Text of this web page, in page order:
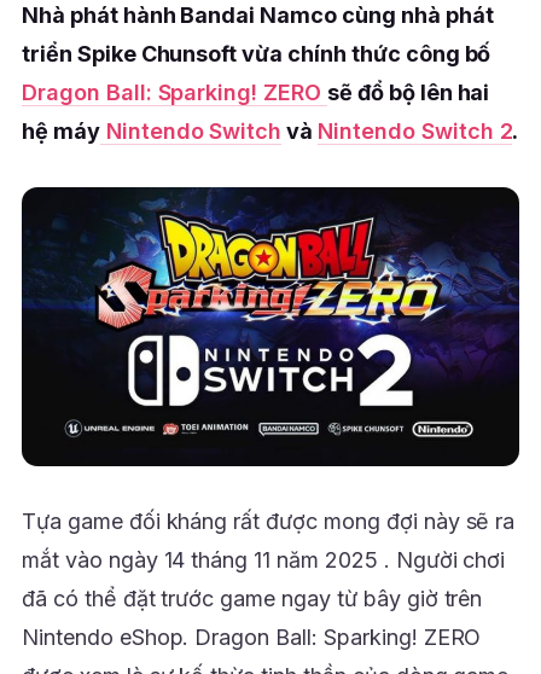
Nhà phát hành Bandai Namco cùng nhà phát
triển Spike Chunsoft vừa chính thức công bố
Dragon Ball: Sparking! ZERO sẽ đổ bộ lên hai
hệ máyNintendo Switch và Nintendo Switch 2.
Tựa game đối kháng rất được mong đợi này sẽ ra
mắt vào ngày 14 tháng 11 năm 2025 . Người chơi
đã có thể đặt trước game ngay từ bây giờ trên
Nintendo eShop. Dragon Ball: Sparking! ZERO